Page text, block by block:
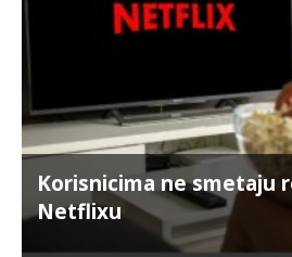
Korisnicima ne smetaju
Netflixu